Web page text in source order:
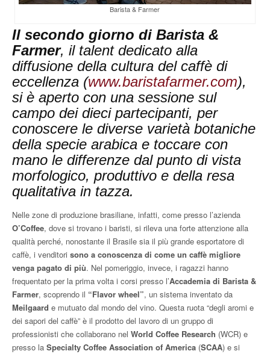
Barista & Farmer
Il secondo giorno di Barista &
Farmer, il talent dedicato alla
diffusione della cultura del caffè di
eccellenza (www.baristafarmer.com),
si è aperto con una sessione sul
campo dei dieci partecipanti, per
conoscere le diverse varietà botaniche
della specie arabica e toccare con
mano le differenze dal punto di vista
morfologico, produttivo e della resa
qualitativa in tazza.
Nelle zone di produzione brasiliane, infatti, come presso l’azienda
O’Coffee, dove si trovano i baristi, si rileva una forte attenzione alla
qualità perché, nonostante il Brasile sia il più grande esportatore di
caffè, i venditori sono a conoscenza di come un caffè migliore
venga pagato di più. Nel pomeriggio, invece, i ragazzi hanno
frequentato per la prima volta i corsi presso l’Accademia di Barista &
Farmer, scoprendo il “Flavor wheel”, un sistema inventato da
Meilgaard e mutuato dal mondo del vino. Questa ruota “degli aromi e
dei sapori del caffè” è il prodotto del lavoro di un gruppo di
professionisti che collaborano nel World Coffee Research (WCR) e
presso la Specialty Coffee Association of America (SCAA) e si